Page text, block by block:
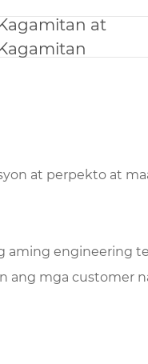
at
at perpekto at
aming engineering
mga customer